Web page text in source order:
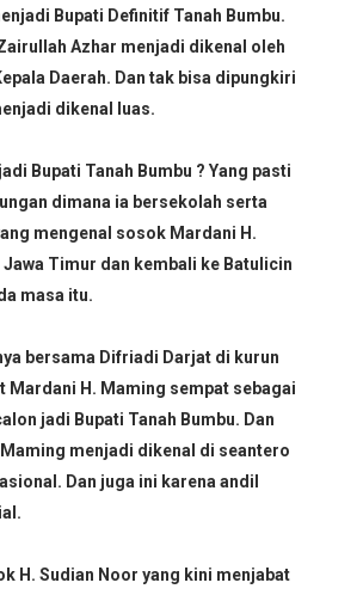
Bupati Definitif Tanah Bumbu.
Azhar menjadi dikenal oleh
Daerah. Dan tak bisa dipungkiri
dikenal luas.
Bupati Tanah Bumbu ? Yang pasti
dimana ia bersekolah serta
mengenal sosok Mardani H.
Timur dan kembali ke Batulicin
masa itu.
bersama Difriadi Darjat di kurun
Mardani H. Maming sempat sebagai
jadi Bupati Tanah Bumbu. Dan
menjadi dikenal di seantero
Dan juga ini karena andil
H. Sudian Noor yang kini menjabat